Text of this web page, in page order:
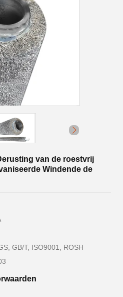
van de roestvrij
Windende de
GB/T, ISO9001, ROSH